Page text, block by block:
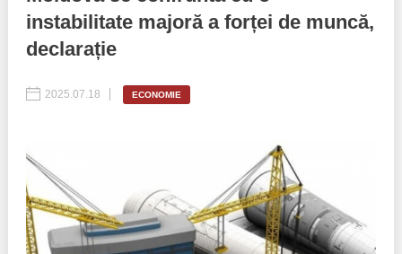
Rapoarte
Manual de proceduri
Note & poziții​
Organigrama IDIS
Politici regionale
Transparența guvernării locale
People Watch
Proces democratic
instabilitate majoră a forței de muncă,
declarație
2025.07.18 ECONOMIE